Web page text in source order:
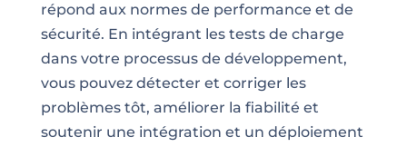
répond aux normes de performance et de
sécurité. En intégrant les tests de charge
dans votre processus de développement,
vous pouvez détecter et corriger les
problèmes tôt, améliorer la fiabilité et
soutenir une intégration et un déploiement